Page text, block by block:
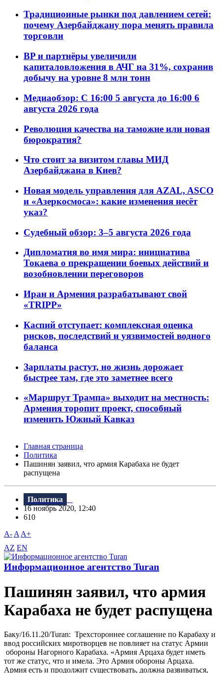
Традиционные рынки под давлением сетей:
почему Азербайджану пора менять правила
торговли
BP и партнёры увеличили
капиталовложения в АЧГ на 31%, сохранив
добычу на уровне 8 млн тонн
Медиаобзор: С 16:00 5 августа до 16:00 6
августа 2026 года
Революция качества на таможне или новая
бюрократия?
Что стоит за визитом главы МИД
Азербайджана в Киев?
Новая модель управления для AZAL, ASCO
и «Азеркосмоса»: какие изменения несёт
указ?
Судебный обзор: 3–5 августа 2026 года
Дипломатия во имя мира: инициатива
Токаева о прекращении боевых действий и
возобновлении переговоров
Иран и Армения разрабатывают свой
«TRIPP»
Каспий отступает: комплексная оценка
рисков, последствий и уязвимостей водного
баланса
Зарплаты растут, но жизнь дорожает
быстрее там, где это заметнее всего
«Маршрут Трампа» выходит на местность:
Армения торопит проект, способный
изменить Южный Кавказ
Главная страница
Политика
Пашинян заявил, что армия Карабаха не будет
распущена
Политика
16 ноябрь 2020, 12:40
610
A- A A+
AZ EN
Информационное агентство Turan
Пашинян заявил, что армия
Карабаха не будет распущена
Баку/16.11.20/Turan: Трехстороннее соглашение по Карабаху и
ввод российских миротворцев не повлияет на статус Армии
обороны Нагорного Карабаха. «Армия Арцаха будет иметь
тот же статус, что и имела. Это Армия обороны Арцаха.
Армия есть и продолжит существовать, должна развиваться,